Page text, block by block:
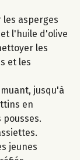
asperges
l'huile d'olive
les
et les
jusqu'à
en
jeunes